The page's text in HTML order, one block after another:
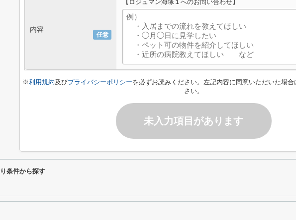
任意
内容
【ロジュマン海塚１へのお問い合わせ】
※利用規約及びプライバシーポリシーを必ずお読みください。左記内容に同意いただいた場
さい。
未入力項目があります
条件から探す